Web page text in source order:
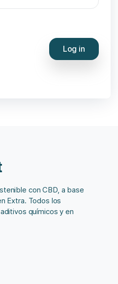
Log in
con CBD, a base
Extra. Todos los
químicos y en